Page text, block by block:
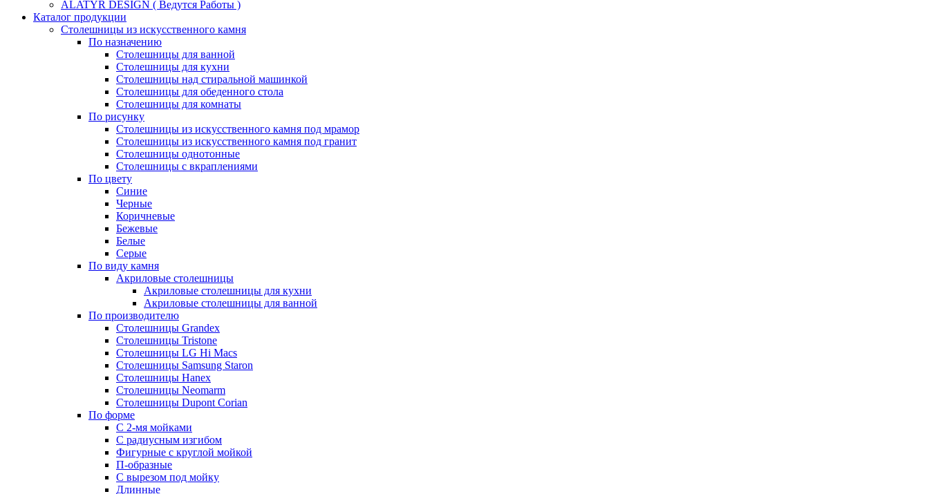
ALATYR DESIGN ( Ведутся Работы )
Каталог продукции
Столешницы из искусственного камня
По назначению
Столешницы для ванной
Столешницы для кухни
Столешницы над стиральной машинкой
Столешницы для обеденного стола
Столешницы для комнаты
По рисунку
Столешницы из искусственного камня под мрамор
Столешницы из искусственного камня под гранит
Столешницы однотонные
Столешницы с вкраплениями
По цвету
Синие
Черные
Коричневые
Бежевые
Белые
Серые
По виду камня
Акриловые столешницы
Акриловые столешницы для кухни
Акриловые столешницы для ванной
По производителю
Столешницы Grandex
Столешницы Tristone
Столешницы LG Hi Macs
Столешницы Samsung Staron
Столешницы Hanex
Столешницы Neomarm
Столешницы Dupont Corian
По форме
С 2-мя мойками
С радиусным изгибом
Фигурные с круглой мойкой
П-образные
С вырезом под мойку
Длинные